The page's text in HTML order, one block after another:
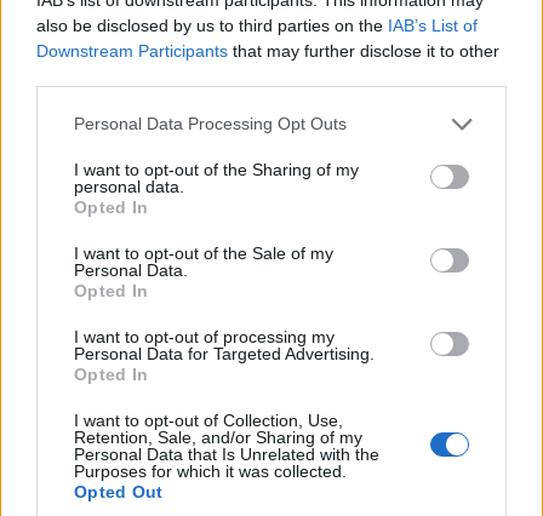
also be disclosed by us to third parties on the IAB’s List of
Downstream Participants that may further disclose it to other
Please note that this website/app uses one or more Google
not limited to your visit or usage behaviour. You may click to
grant or deny consent to Google and its third-party tags to
use your data for below specified purposes in below Google
consent section.
Personal Data Processing Opt Outs
I want to opt-out of the Sharing of my
personal data.
Opted In
I want to opt-out of the Sale of my
Personal Data.
Opted In
I want to opt-out of processing my
Personal Data for Targeted Advertising.
Opted In
I want to opt-out of Collection, Use,
Retention, Sale, and/or Sharing of my
Personal Data that Is Unrelated with the
Purposes for which it was collected.
Opted Out
ΑΝΗΚΕΙ ΣΤΗΝ ΚΑΤΗΓΟΡΙΑ: ΜΕΤΡΗΣΕΙΣ , ΤΗΛΕΟΡΑΣΗ
Πλησιάζει η λήξη των αδειών εθνικής
08/01/2026